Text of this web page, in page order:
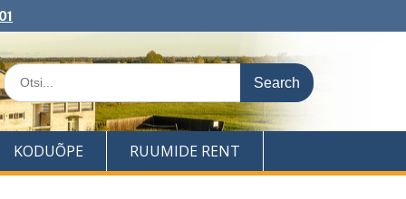
Search
for:
KODUÕPE RUUMIDE RENT